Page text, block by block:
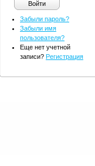
Забыли пароль?
Забыли имя
пользователя?
Еще нет учетной
записи? Регистрация